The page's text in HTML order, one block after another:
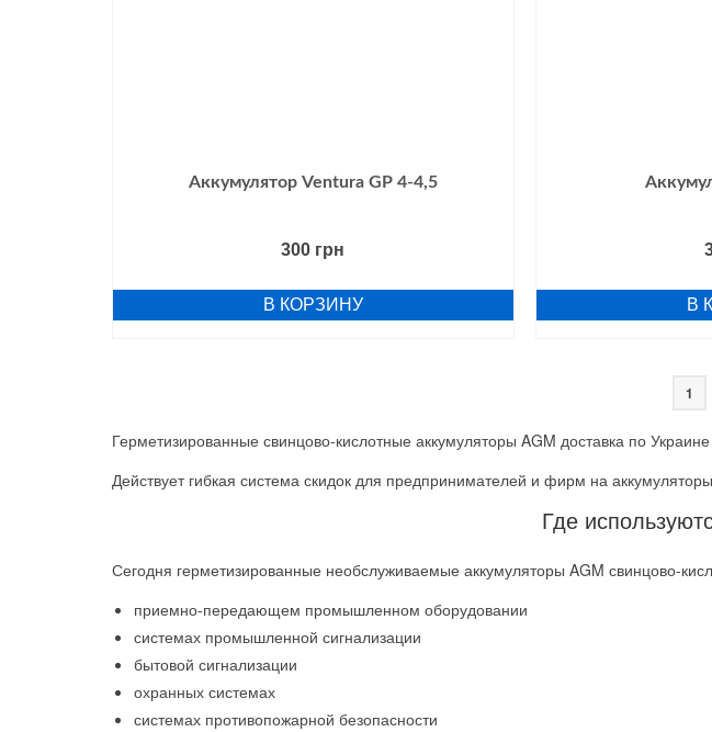
Аккумулятор Ventura GP 4-4,5
300 грн
В КОРЗИНУ В
1
Герметизированные свинцово-кислотные аккумуляторы AGM доставка по
Действует гибкая система скидок для предпринимателей и фирм на
Где
Сегодня герметизированные необслуживаемые аккумуляторы AGM свинцово-
приемно-передающем промышленном оборудовании
системах промышленной сигнализации
бытовой сигнализации
охранных системах
системах противопожарной безопасности